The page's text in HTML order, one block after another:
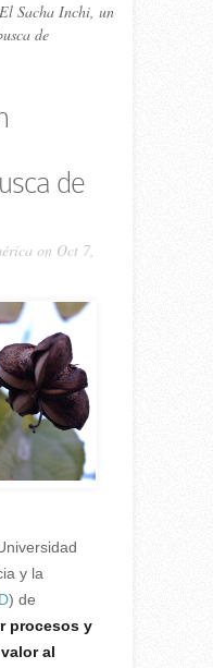
El Sacha Inchi, un
de
de
on Oct 7,
y la
) de
procesos y
al